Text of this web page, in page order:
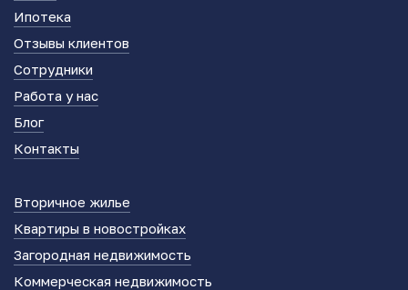
Ипотека
Отзывы клиентов
Сотрудники
Работа у нас
Блог
Контакты
Вторичное жилье
Квартиры в новостройках
Загородная недвижимость
Коммерческая недвижимость